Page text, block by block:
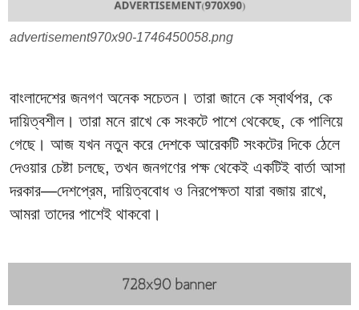
advertisement970x90-1746450058.png
বাংলাদেশের জনগণ অনেক সচেতন। তারা জানে কে স্বার্থপর, কে
দায়িত্বশীল। তারা মনে রাখে কে সংকটে পাশে থেকেছে, কে পালিয়ে
গেছে। আজ যখন নতুন করে দেশকে আরেকটি সংকটের দিকে ঠেলে
দেওয়ার চেষ্টা চলছে, তখন জনগণের পক্ষ থেকেই একটিই বার্তা আসা
দরকার—দেশপ্রেম, দায়িত্ববোধ ও নিরপেক্ষতা যারা বজায় রাখে,
আমরা তাদের পাশেই থাকবো।